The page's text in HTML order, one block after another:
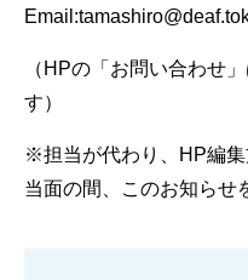
（HPの「お問い合わせ
す）
※担当が代わり、HP編集
当面の間、このお知らせ